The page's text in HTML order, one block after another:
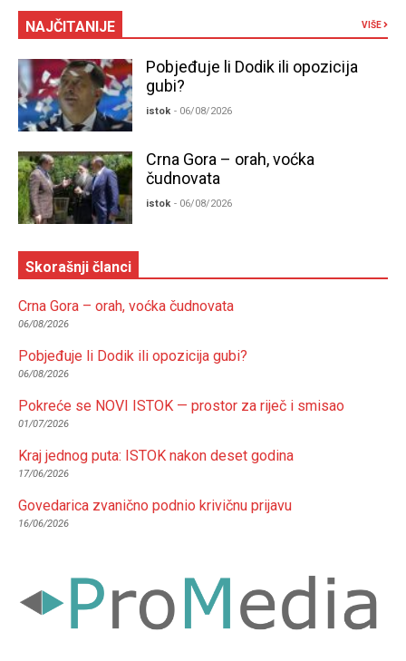
NAJČITANIJE VIŠE
Pobjeđuje li Dodik ili opozicija
gubi?
istok - 06/08/2026
Crna Gora – orah, voćka
čudnovata
istok - 06/08/2026
Skorašnji članci
Crna Gora – orah, voćka čudnovata
06/08/2026
Pobjeđuje li Dodik ili opozicija gubi?
06/08/2026
Pokreće se NOVI ISTOK — prostor za riječ i smisao
01/07/2026
Kraj jednog puta: ISTOK nakon deset godina
17/06/2026
Govedarica zvanično podnio krivičnu prijavu
16/06/2026